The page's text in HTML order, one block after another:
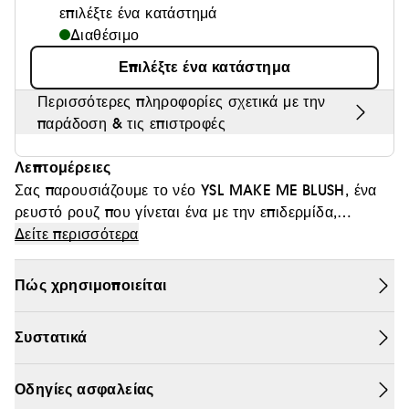
Θαμπάδα
επιλέξτε ένα κατάστημά
Διαθέσιμο
Επιλέξτε ένα κατάστημα
Περισσότερες πληροφορίες σχετικά με την
παράδοση & τις επιστροφές
Λεπτομέρειες
Σας παρουσιάζουμε το νέο YSL MAKE ME BLUSH, ένα
ρευστό ρουζ που γίνεται ένα με την επιδερμίδα,
χαρίζοντας ζωηρή όψη που διαρκεί όλη μέρα. Η
ανάλαφρη, αλλά υψηλής χρωματικής απόδοσης
σύνθεσή του, επιτρέπει να δημιουργείτε το look που
μέγιστη ένταση χρώματος. Χάρη στην μη-κολλώδη, μη-
λιπαρή υφή του, το Make Me Blush εφαρμόζεται
τέλεια, τόσο σε γυμνή επιδερμίδα, όσο και πάνω από το
Δείτε περισσότερα
Πώς χρησιμοποιείται
Συστατικά
Οδηγίες ασφαλείας